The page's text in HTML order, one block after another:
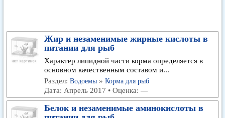
Жир и незаменимые жирные кислоты в
питании для рыб
Характер липидной части корма определяется в
основном качественным составом и...
Раздел: Водоемы » Корма для рыб
Дата: Апрель 2017 • Оценка: —
Белок и незаменимые аминокислоты в